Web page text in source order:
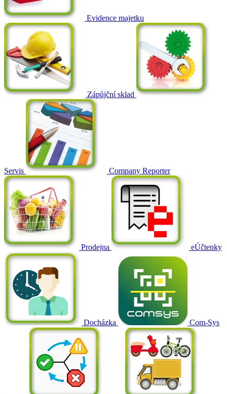
Evidence majetku
Zápůjční sklad
Servis Company Reporter
Prodejna eÚčtenky
Docházka Com-Sys